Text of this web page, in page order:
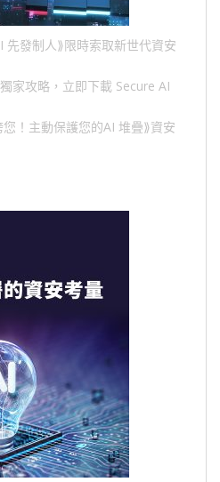
先發制人⟫限時索取新世代資安
家攻略，立即下載 Secure AI
！主動保護您的AI 堆疊⟫資安